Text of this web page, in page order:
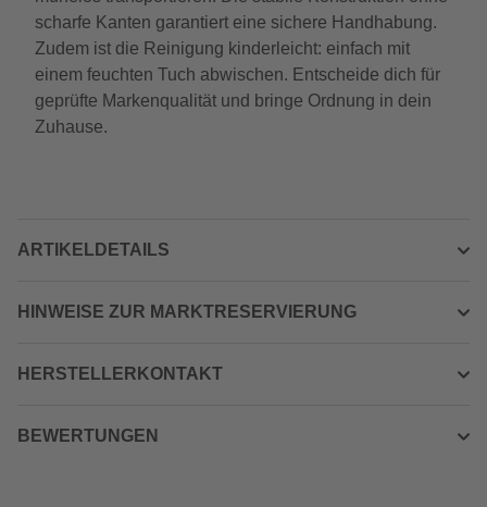
scharfe Kanten garantiert eine sichere Handhabung.
Zudem ist die Reinigung kinderleicht: einfach mit
einem feuchten Tuch abwischen. Entscheide dich für
geprüfte Markenqualität und bringe Ordnung in dein
Zuhause.
ARTIKELDETAILS
HINWEISE ZUR MARKTRESERVIERUNG
HERSTELLERKONTAKT
BEWERTUNGEN